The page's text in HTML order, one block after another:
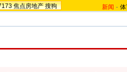
焦点房地产 搜狗 新闻 -